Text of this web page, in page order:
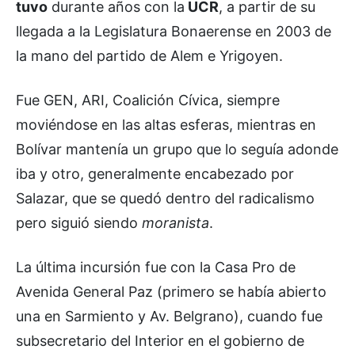
tuvo durante años con la UCR, a partir de su
llegada a la Legislatura Bonaerense en 2003 de
la mano del partido de Alem e Yrigoyen.
Fue GEN, ARI, Coalición Cívica, siempre
moviéndose en las altas esferas, mientras en
Bolívar mantenía un grupo que lo seguía adonde
iba y otro, generalmente encabezado por
Salazar, que se quedó dentro del radicalismo
pero siguió siendo moranista.
La última incursión fue con la Casa Pro de
Avenida General Paz (primero se había abierto
una en Sarmiento y Av. Belgrano), cuando fue
subsecretario del Interior en el gobierno de